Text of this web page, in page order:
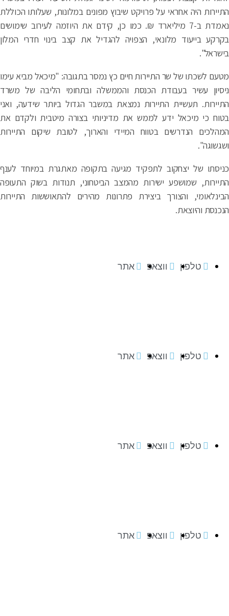
היה אחראי על פרויקט שיבוץ מפונים במלונות, שעלותו הכוללת
נאמדת ב-7 מיליארד ₪. כמו כן, קידם את היוזמה לעירוב שימושים
בייעוד מלונאי, הצפויה להגדיל את קצב בינוי חדרי המלון
לשכתו של שר התיירות חיים כץ נמסר בתגובה: "מיכאל מביא עימו
עשיר בעבודת הכנסת והממשלה ובתחומי הליבה של משרד
תעשיית התיירות נמצאת במשבר הגדול ביותר שידעה, ואני
כי מיכאל ידע לממש את מדיניותי בצורה מיטבית ולקדם את
הנדרשים בטווח המיידי והארוך, לטובת שיקום התיירות
של יצחקוב לתפקיד מגיעה בתקופה מאתגרת במיוחד לענף
שמושפע ישירות מהמצב הביטחוני, תנודות בשוק התעופה
והצורך ביצירת פתרונות מהירים להתאוששות התיירות
והיוצאת.
טלפון ווצאפ אתר
טלפון ווצאפ אתר
טלפון ווצאפ אתר
טלפון ווצאפ אתר